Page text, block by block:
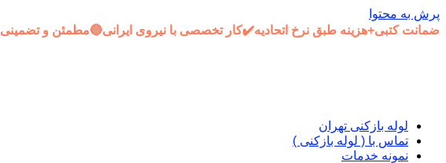
پرش به محتوا
ضمانت کتبی+هزینه طبق نرخ اتحادیه✔️کار تخصصی با نیروی ایرانی🔵مطمئن و تضمینی
لوله بازکنی تهران
تماس با ( لوله بازکنی )
نمونه خدمات